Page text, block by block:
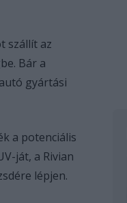
szállít az
Bár a
gyártási
a potenciális
ját, a Rivian
lépjen.